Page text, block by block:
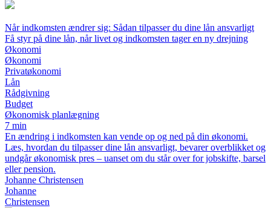
Når indkomsten ændrer sig: Sådan tilpasser du dine lån ansvarligt
Få styr på dine lån, når livet og indkomsten tager en ny drejning
Økonomi
Økonomi
Privatøkonomi
Lån
Rådgivning
Budget
Økonomisk planlægning
7 min
En ændring i indkomsten kan vende op og ned på din økonomi.
Læs, hvordan du tilpasser dine lån ansvarligt, bevarer overblikket og
undgår økonomisk pres – uanset om du står over for jobskifte, barsel
eller pension.
Johanne Christensen
Johanne
Christensen